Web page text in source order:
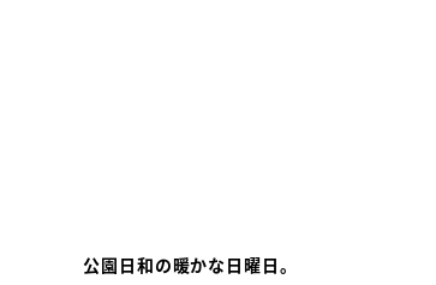
公園日和の暖かな日曜日。